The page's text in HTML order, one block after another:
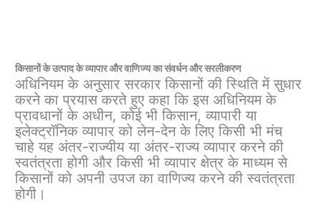
किसानों के उत्पाद के व्यापार और वाणिज्य का संवर्धन और सरलीकरण
अधिनियम के अनुसार सरकार किसानों की स्थिति में सुधार
करने का प्रयास करते हुए कहा कि इस अधिनियम के
प्रावधानों के अधीन, कोई भी किसान, व्यापारी या
इलेक्ट्रॉनिक व्यापार को लेन-देन के लिए किसी भी मंच
चाहे यह अंतर-राज्यीय या अंतर-राज्य व्यापार करने की
स्वतंत्रता होगी और किसी भी व्यापार क्षेत्र के माध्यम से
किसानों को अपनी उपज का वाणिज्य करने की स्वतंत्रता
होगी।